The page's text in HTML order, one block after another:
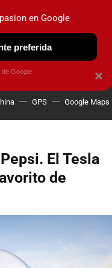
OBSERVATORIO
GPS Google Maps
El Tesla
de
×
en Google
preferida
Google